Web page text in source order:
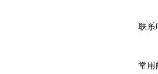
联系
常用